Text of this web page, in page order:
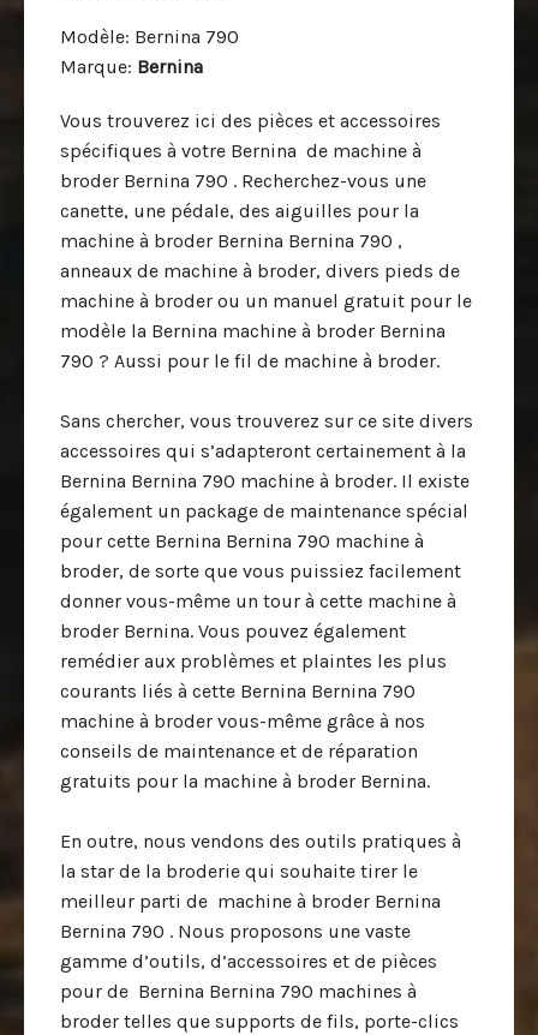
Modèle: Bernina 790
Marque: Bernina
Vous trouverez ici des pièces et accessoires
spécifiques à votre Bernina de machine à
broder Bernina 790 . Recherchez-vous une
canette, une pédale, des aiguilles pour la
machine à broder Bernina Bernina 790 ,
anneaux de machine à broder, divers pieds de
machine à broder ou un manuel gratuit pour le
modèle la Bernina machine à broder Bernina
790 ? Aussi pour le fil de machine à broder.
Sans chercher, vous trouverez sur ce site divers
accessoires qui s’adapteront certainement à la
Bernina Bernina 790 machine à broder. Il existe
également un package de maintenance spécial
pour cette Bernina Bernina 790 machine à
broder, de sorte que vous puissiez facilement
donner vous-même un tour à cette machine à
broder Bernina. Vous pouvez également
remédier aux problèmes et plaintes les plus
courants liés à cette Bernina Bernina 790
machine à broder vous-même grâce à nos
conseils de maintenance et de réparation
gratuits pour la machine à broder Bernina.
En outre, nous vendons des outils pratiques à
la star de la broderie qui souhaite tirer le
meilleur parti de machine à broder Bernina
Bernina 790 . Nous proposons une vaste
gamme d’outils, d’accessoires et de pièces
pour de Bernina Bernina 790 machines à
broder telles que supports de fils, porte-clics